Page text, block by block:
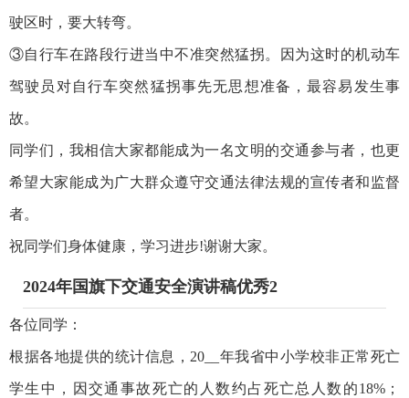
驶区时，要大转弯。
③自行车在路段行进当中不准突然猛拐。因为这时的机动车
驾驶员对自行车突然猛拐事先无思想准备，最容易发生事
故。
同学们，我相信大家都能成为一名文明的交通参与者，也更
希望大家能成为广大群众遵守交通法律法规的宣传者和监督
者。
祝同学们身体健康，学习进步!谢谢大家。
2024年国旗下交通安全演讲稿优秀2
各位同学：
根据各地提供的统计信息，20__年我省中小学校非正常死亡
学生中，因交通事故死亡的人数约占死亡总人数的18%；